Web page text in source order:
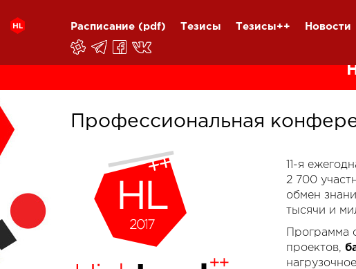
Расписание (pdf) Тезисы Тезисы++ Новости
Профессиональная
11-я
2 700
обмен
тысячи и
Программа
проектов,
нагрузочное